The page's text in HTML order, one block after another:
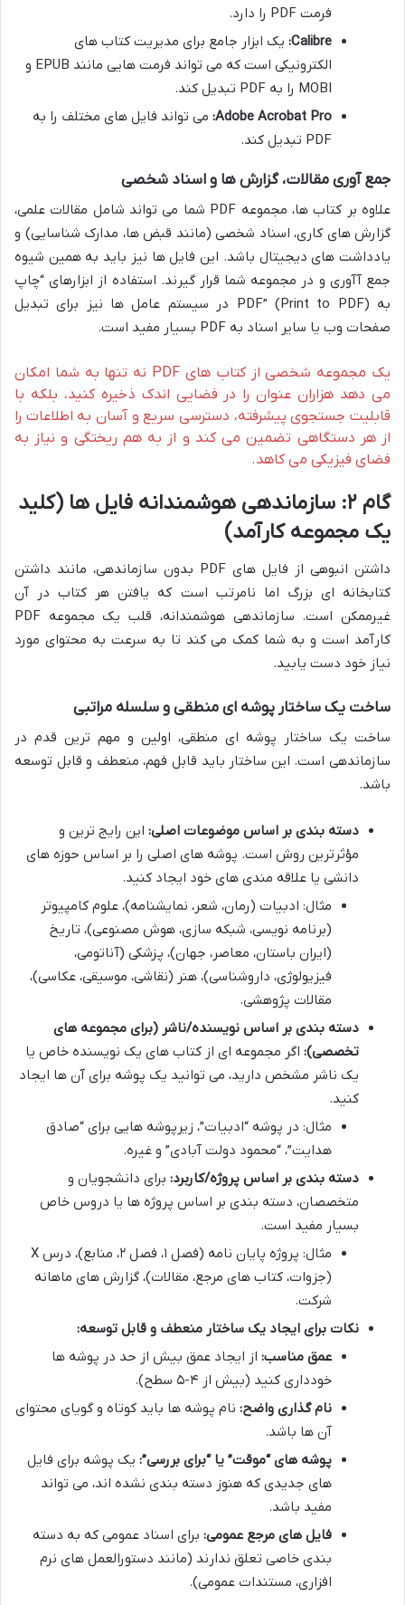
فرمت PDF را دارد.
Calibre: یک ابزار جامع برای مدیریت کتاب های
الکترونیکی است که می تواند فرمت هایی مانند EPUB و
MOBI را به PDF تبدیل کند.
Adobe Acrobat Pro: می تواند فایل های مختلف را به
PDF تبدیل کند.
جمع آوری مقالات، گزارش ها و اسناد شخصی
علاوه بر کتاب ها، مجموعه PDF شما می تواند شامل مقالات علمی،
گزارش های کاری، اسناد شخصی (مانند قبض ها، مدارک شناسایی) و
یادداشت های دیجیتال باشد. این فایل ها نیز باید به همین شیوه
جمع آآوری و در مجموعه شما قرار گیرند. استفاده از ابزارهای “چاپ
به PDF” (Print to PDF) در سیستم عامل ها نیز برای تبدیل
صفحات وب یا سایر اسناد به PDF بسیار مفید است.
یک مجموعه شخصی از کتاب های PDF نه تنها به شما امکان
می دهد هزاران عنوان را در فضایی اندک ذخیره کنید، بلکه با
قابلیت جستجوی پیشرفته، دسترسی سریع و آسان به اطلاعات را
از هر دستگاهی تضمین می کند و از به هم ریختگی و نیاز به
فضای فیزیکی می کاهد.
گام ۲: سازماندهی هوشمندانه فایل ها (کلید
یک مجموعه کارآمد)
داشتن انبوهی از فایل های PDF بدون سازماندهی، مانند داشتن
کتابخانه ای بزرگ اما نامرتب است که یافتن هر کتاب در آن
غیرممکن است. سازماندهی هوشمندانه، قلب یک مجموعه PDF
کارآمد است و به شما کمک می کند تا به سرعت به محتوای مورد
نیاز خود دست یابید.
ساخت یک ساختار پوشه ای منطقی و سلسله مراتبی
ساخت یک ساختار پوشه ای منطقی، اولین و مهم ترین قدم در
سازماندهی است. این ساختار باید قابل فهم، منعطف و قابل توسعه
باشد.
دسته بندی بر اساس موضوعات اصلی: این رایج ترین و
مؤثرترین روش است. پوشه های اصلی را بر اساس حوزه های
دانشی یا علاقه مندی های خود ایجاد کنید.
مثال: ادبیات (رمان، شعر، نمایشنامه)، علوم کامپیوتر
(برنامه نویسی، شبکه سازی، هوش مصنوعی)، تاریخ
(ایران باستان، معاصر، جهان)، پزشکی (آناتومی،
فیزیولوژی، داروشناسی)، هنر (نقاشی، موسیقی، عکاسی)،
مقالات پژوهشی.
دسته بندی بر اساس نویسنده/ناشر (برای مجموعه های
تخصصی): اگر مجموعه ای از کتاب های یک نویسنده خاص یا
یک ناشر مشخص دارید، می توانید یک پوشه برای آن ها ایجاد
کنید.
مثال: در پوشه “ادبیات”، زیرپوشه هایی برای “صادق
هدایت”، “محمود دولت آبادی” و غیره.
دسته بندی بر اساس پروژه/کاربرد: برای دانشجویان و
متخصصان، دسته بندی بر اساس پروژه ها یا دروس خاص
بسیار مفید است.
مثال: پروژه پایان نامه (فصل ۱، فصل ۲، منابع)، درس X
(جزوات، کتاب های مرجع، مقالات)، گزارش های ماهانه
شرکت.
نکات برای ایجاد یک ساختار منعطف و قابل توسعه:
عمق مناسب: از ایجاد عمق بیش از حد در پوشه ها
خودداری کنید (بیش از ۴-۵ سطح).
نام گذاری واضح: نام پوشه ها باید کوتاه و گویای محتوای
آن ها باشد.
پوشه های “موقت” یا “برای بررسی”: یک پوشه برای فایل
های جدیدی که هنوز دسته بندی نشده اند، می تواند
مفید باشد.
فایل های مرجع عمومی: برای اسناد عمومی که به دسته
بندی خاصی تعلق ندارند (مانند دستورالعمل های نرم
افزاری، مستندات عمومی).